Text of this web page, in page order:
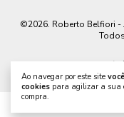
Ao navegar por este site
cookies para agilizar a sua
compra.
©2026. Roberto Belfiori -